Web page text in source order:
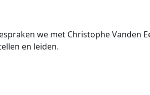
we met Christophe Vanden
en leiden.